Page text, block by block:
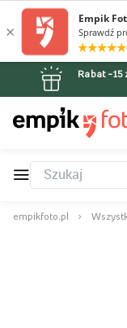
Rabat –15
empikfoto.pl